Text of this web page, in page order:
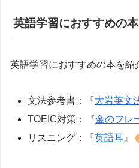
英語学習におすすめの本
英語学習におすすめの本を紹
文法参考書：『大岩英文
TOEIC対策：『金のフレ
リスニング：『英語耳』